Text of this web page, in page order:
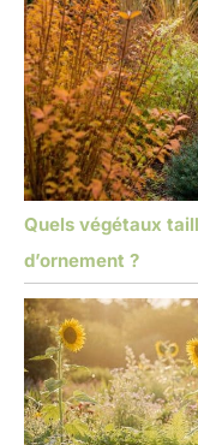
Quels végétaux
d’ornement ?